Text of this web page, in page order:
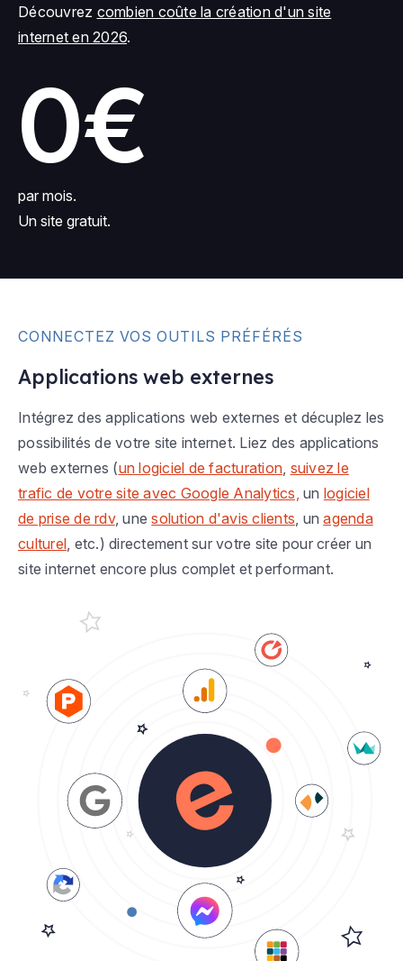
Découvrez combien coûte la création d'un site
internet en 2026.
0€
par mois.
Un site gratuit.
CONNECTEZ VOS OUTILS PRÉFÉRÉS
Applications web externes
Intégrez des applications web externes et décuplez les
possibilités de votre site internet. Liez des applications
web externes (un logiciel de facturation, suivez le
trafic de votre site avec Google Analytics, un logiciel
de prise de rdv, unesolution d'avis clients, unagenda
culturel, etc.) directement sur votre site pour créer un
site internet encore plus complet et performant.